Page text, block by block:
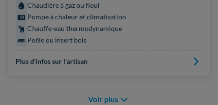
Chaudière à gaz ou fioul
Pompe à chaleur et climatisation
Chauffe-eau thermodynamique
Poêle ou insert bois
Plus d'infos sur l'artisan
Voir plus